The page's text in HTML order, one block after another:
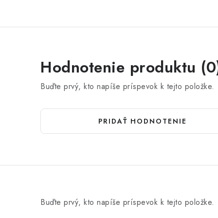
Hodnotenie produktu
Buďte prvý, kto napíše príspevok k tejto položke.
PRIDAŤ HODNOTENIE
Buďte prvý, kto napíše príspevok k tejto položke.